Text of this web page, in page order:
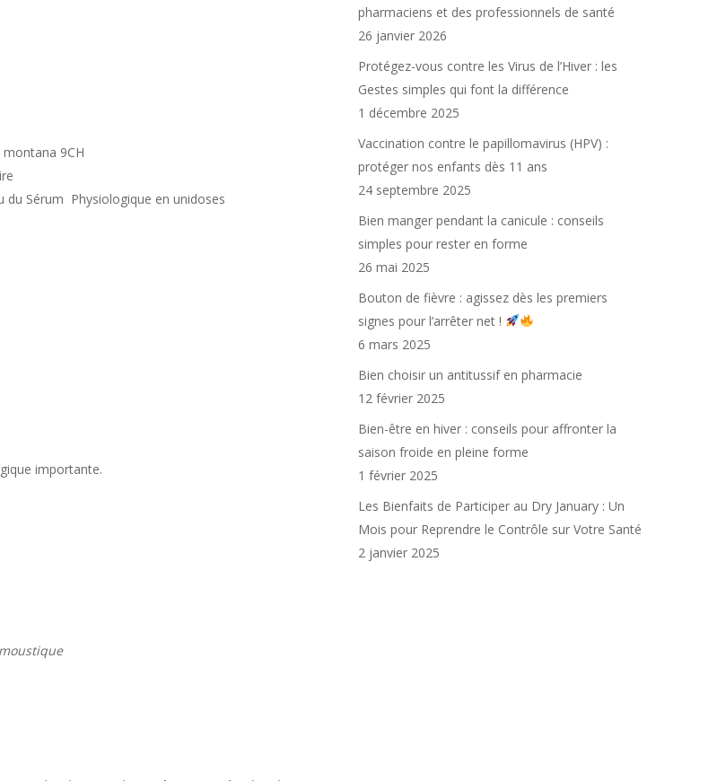
9CH
Sérum Physiologique en unidoses
importante.
pharmaciens et des professionnels de santé
26 janvier 2026
Protégez-vous contre les Virus de l’Hiver : les
Gestes simples qui font la différence
1 décembre 2025
Vaccination contre le papillomavirus (HPV) :
protéger nos enfants dès 11 ans
24 septembre 2025
Bien manger pendant la canicule : conseils
simples pour rester en forme
26 mai 2025
Bouton de fièvre : agissez dès les premiers
signes pour l’arrêter net !
6 mars 2025
Bien choisir un antitussif en pharmacie
12 février 2025
Bien-être en hiver : conseils pour affronter la
saison froide en pleine forme
1 février 2025
Les Bienfaits de Participer au Dry January : Un
Mois pour Reprendre le Contrôle sur Votre Santé
2 janvier 2025